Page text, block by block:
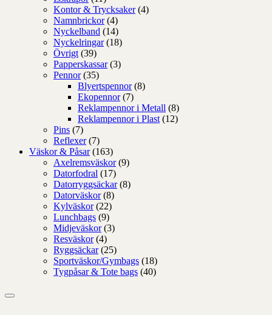
Kontor & Trycksaker (4)
Namnbrickor (4)
Nyckelband (14)
Nyckelringar (18)
Övrigt (39)
Papperskassar (3)
Pennor (35)
Blyertspennor (8)
Ekopennor (7)
Reklampennor i Metall (8)
Reklampennor i Plast (12)
Pins (7)
Reflexer (7)
Väskor & Påsar (163)
Axelremsväskor (9)
Datorfodral (17)
Datorryggsäckar (8)
Datorväskor (8)
Kylväskor (22)
Lunchbags (9)
Midjeväskor (3)
Resväskor (4)
Ryggsäckar (25)
Sportväskor/Gymbags (18)
Tygpåsar & Tote bags (40)